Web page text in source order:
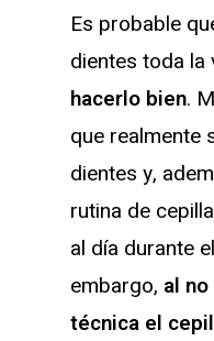
Es probable
dientes toda la
hacerlo bien.
que realmente
dientes y,
rutina de
al día durante
embargo, al
técnica el